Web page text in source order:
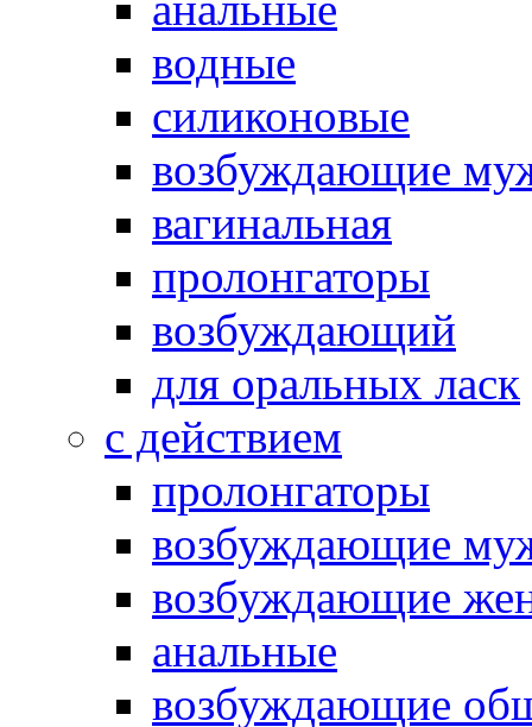
водные
силиконовые
возбуждающие
вагинальная
пролонгаторы
возбуждающий
для оральных ласк
с действием
пролонгаторы
возбуждающие
возбуждающие
анальные
возбуждающие